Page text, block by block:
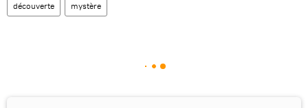
découverte mystère